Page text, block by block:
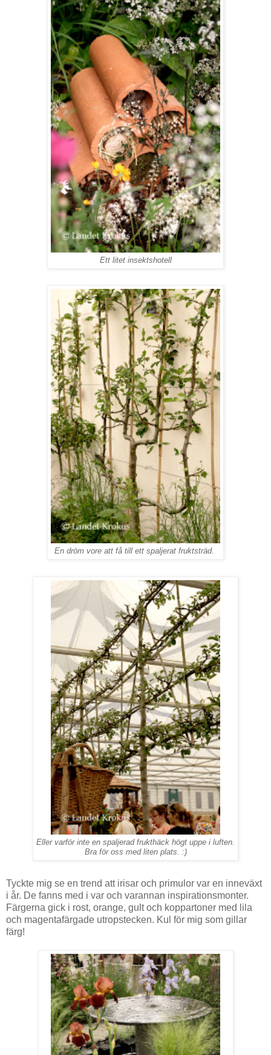
Ett litet insektshotell
En dröm vore att få till ett spaljerat fruktsträd.
Eller varför inte en spaljerad frukthäck högt uppe i luften.
Bra för oss med liten plats. :)
Tyckte mig se en trend att irisar och primulor var en inneväxt
i år. De fanns med i var och varannan inspirationsmonter.
Färgerna gick i rost, orange, gult och koppartoner med lila
och magentafärgade utropstecken. Kul för mig som gillar
färg!